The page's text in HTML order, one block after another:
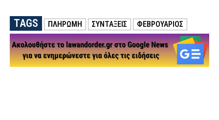
TAGS ΠΛΗΡΩΜΗ ΣΥΝΤΑΞΕΙΣ ΦΕΒΡΟΥΑΡΙΟΣ